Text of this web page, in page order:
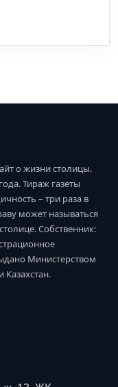
о жизни столицы.
Тираж газеты
– три раза в
может называться
Собственник:
Министерством